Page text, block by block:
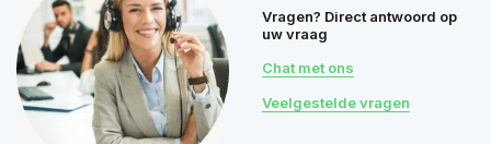
Vragen? Direct antwoord op
uw vraag
Chat met ons
Veelgestelde vragen